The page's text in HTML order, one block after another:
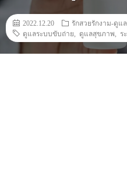
2022.12.20
รักสวยรักงาม-ดูแ
ดูแลระบบขับถ่าย
ดูแลสุขภาพ ร